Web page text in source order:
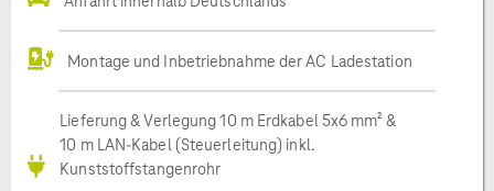
Montage und Inbetriebnahme der AC Ladestation
Lieferung & Verlegung 10 m Erdkabel 5x6 mm² &
10 m LAN-Kabel (Steuerleitung) inkl.
Kunststoffstangenrohr